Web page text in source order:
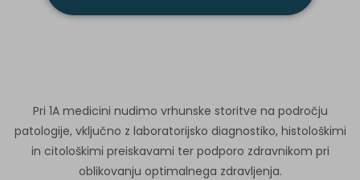
Pri 1A medicini nudimo vrhunske storitve na področju
patologije, vključno z laboratorijsko diagnostiko, histološkimi
in citološkimi preiskavami ter podporo zdravnikom pri
oblikovanju optimalnega zdravljenja.